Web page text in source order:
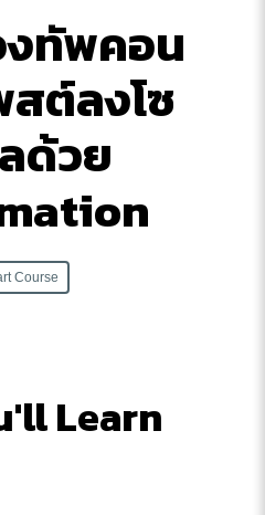
งทัพคอน
สต์ลงโซ
ด้วย
Course
Learn